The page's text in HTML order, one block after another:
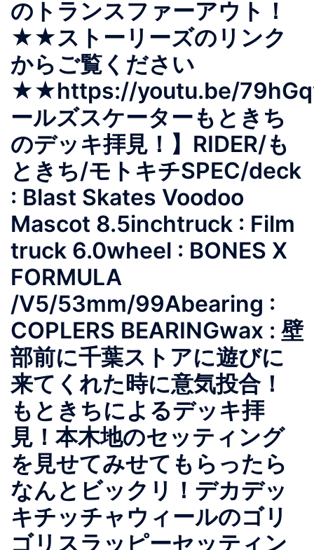
のトランスファーアウト！
★★ストーリーズのリンク
からご覧ください
★★https://youtu.be/
ールズスケーターもときち
のデッキ拝見！】RIDER/も
ときち/モトキチSPEC/deck
: Blast Skates Voodoo
Mascot 8.5inchtruck : Film
truck 6.0wheel : BONES X
FORMULA
/V5/53mm/99Abearing :
COPLERS BEARINGwax : 壁
部前に千葉ストアに遊びに
来てくれた時に意気投合！
もときちによるデッキ拝
見！本木地のセッティング
を見せてみせてもらったら
なんとビックリ！デカデッ
キチッチャウィールのゴリ
ゴリスラッピーセッティン